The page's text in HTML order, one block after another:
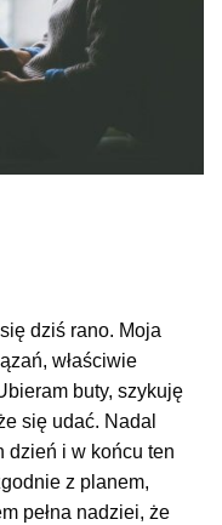
dziś rano. Moja
właściwie
buty, szykuję
się udać. Nadal
dzień i w końcu ten
z planem,
pełna nadziei, że